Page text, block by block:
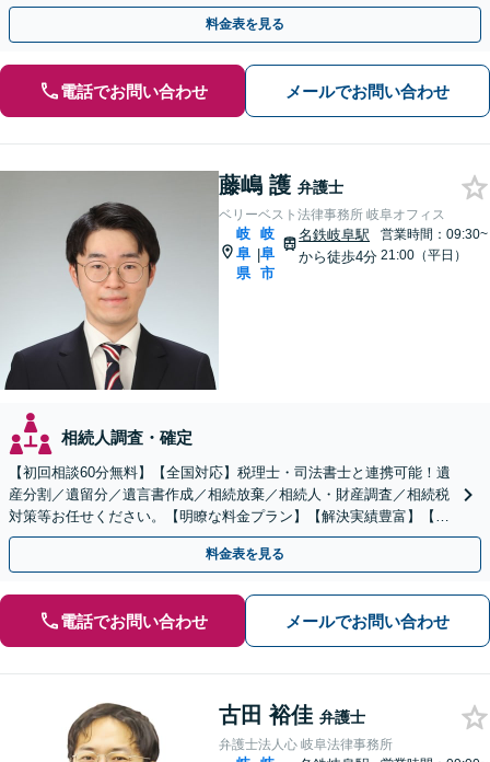
／寄与分／成年後見／遺留分／相続放棄／遺言書作成など」
料金表を見る
電話でお問い合わせ メールでお問い合わせ
藤嶋 護 弁護士
ベリーベスト法律事務所 岐阜オフィス
岐
阜
県
|
岐
阜
市
名鉄岐阜駅
から徒歩4分
営業時間：09:30~
21:00（平日）
相続人調査・確定
【初回相談60分無料】【全国対応】税理士・司法書士と連携可能！遺
産分割／遺留分／遺言書作成／相続放棄／相続人・財産調査／相続税
対策等お任せください。【明瞭な料金プラン】【解決実績豊富】【電
話相談可】
料金表を見る
電話でお問い合わせ メールでお問い合わせ
古田 裕佳 弁護士
弁護士法人心 岐阜法律事務所